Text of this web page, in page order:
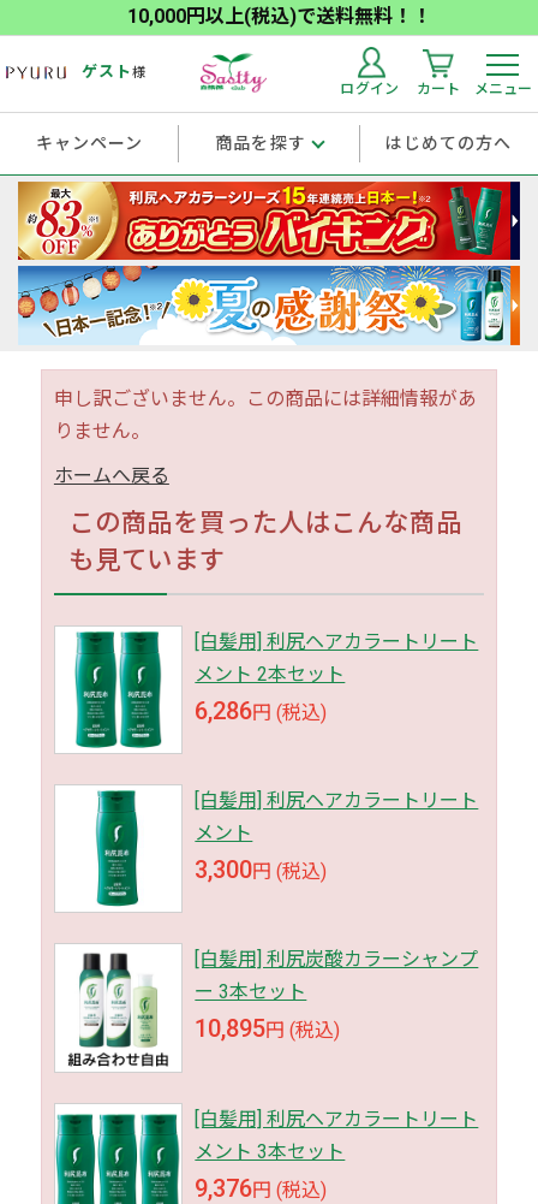
10,000円以上(税込)で送料無料！！
ゲスト様
ログイン カート メニュー
キャンペーン 商品を探す はじめての方へ
申し訳ございません。この商品には詳細情報があ
りません。
ホームへ戻る
この商品を買った人はこんな商品
も見ています
[白髪用] 利尻ヘアカラートリート
メント 2本セット
6,286円 (税込)
[白髪用] 利尻ヘアカラートリート
メント
3,300円 (税込)
[白髪用] 利尻炭酸カラーシャンプ
ー 3本セット
10,895円 (税込)
[白髪用] 利尻ヘアカラートリート
メント 3本セット
9,376円 (税込)